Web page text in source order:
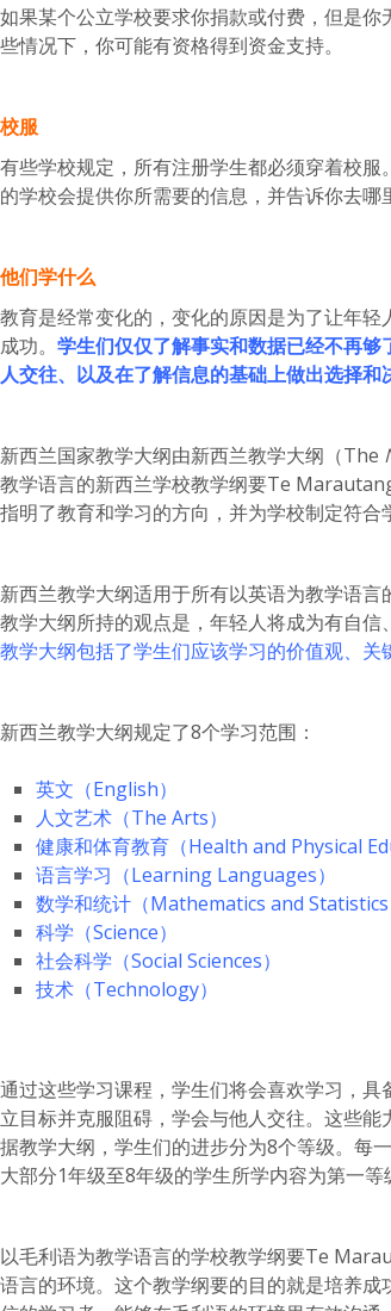
如果某个公立学校要求你捐款或付费，但是
些情况下，你可能有资格得到资金支持。
校服
有些学校规定，所有注册学生都必须穿着校
的学校会提供你所需要的信息，并告诉你去哪
他们学什么
教育是经常变化的，变化的原因是为了让年
成功。 学生们仅仅了解事实和数据已经不再
人交往、以及在了解信息的基础上做出选择和
新西兰国家教学大纲由新西兰教学大纲（The
教学语言的新西兰学校教学纲要Te
指明了教育和学习的方向，并为学校制定符合
新西兰教学大纲适用于所有以英语为教学语
教学大纲所持的观点是，年轻人将成为有自
教学大纲包括了学生们应该学习的价值观、关
新西兰教学大纲规定了8个学习范围：
英文（English）
人文艺术（The Arts）
健康和体育教育（Health and Physical
语言学习（Learning Languages）
数学和统计（Mathematics and Statistics
科学（Science）
社会科学（Social Sciences）
技术（Technology）
通过这些学习课程，学生们将会喜欢学习，
立目标并克服阻碍，学会与他人交往。这些
据教学大纲，学生们的进步分为8个等级。每
大部分1年级至8年级的学生所学内容为第一等
以毛利语为教学语言的学校教学纲要Te
语言的环境。这个教学纲要的目的就是培养